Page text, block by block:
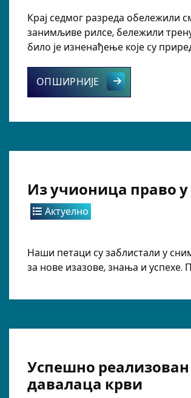
Крај седмог разреда обележили
занимљиве рилсе, бележили
било је изненађење које су
ОПШИРНИЈЕ Крај седмог
Из учионица право
Актуелно
Наши петаци су заблистали у
за нове изазове, знања и успехе.
Успешно
давалаца крви